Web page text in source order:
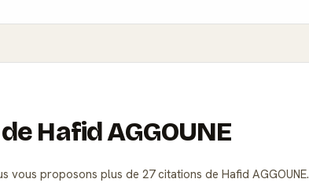
Hafid AGGOUNE
vous proposons plus de 27 citations de Hafid AGGOUNE.